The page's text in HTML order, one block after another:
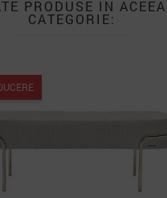
PRODUSE IN
CATEGORIE: